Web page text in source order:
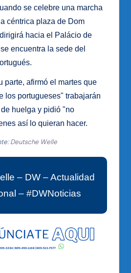
se celebre una marcha
céntrica plaza de Dom
hacia el Palácio de
encuentra la sede del
parte, afirmó el martes que
los portugueses" trabajarán
huelga y pidió "no
así lo quieran hacer.
Deutsche Welle
– DW – Actualidad
– #DWNoticias